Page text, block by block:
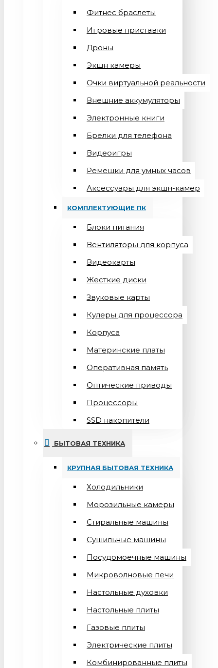
Фитнес браслеты
Игровые приставки
Дроны
Экшн камеры
Очки виртуальной реальности
Внешние аккумуляторы
Электронные книги
Брелки для телефона
Видеоигры
Ремешки для умных часов
Аксессуары для экшн-камер
КОМПЛЕКТУЮЩИЕ ПК
Блоки питания
Вентиляторы для корпуса
Видеокарты
Жесткие диски
Звуковые карты
Кулеры для процессора
Корпуса
Материнские платы
Оперативная память
Оптические приводы
Процессоры
SSD накопители
БЫТОВАЯ ТЕХНИКА
КРУПНАЯ БЫТОВАЯ ТЕХНИКА
Холодильники
Морозильные камеры
Стиральные машины
Сушильные машины
Посудомоечные машины
Микроволновые печи
Настольные духовки
Настольные плиты
Газовые плиты
Электрические плиты
Комбинированные плиты